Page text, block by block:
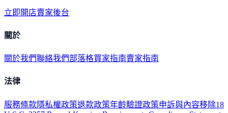
立即開店賣家後台
關於
關於我們聯絡我們部落格買家指南賣家指南
法律
服務條款隱私權政策退款政策年齡驗證政策申訴與內容移除18